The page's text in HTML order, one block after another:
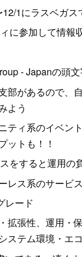
1にラスベガス
に参加して情報
- Japanの頭
部があるので、
よう
ティ系のイベン
ットも！！
をすると運用の
レス系のサービ
レード
拡張性、運用・
ステム環境・エ